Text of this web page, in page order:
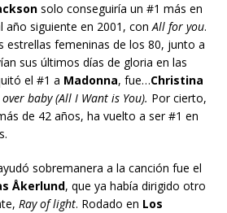
solo conseguiría un #1 más en
año siguiente en 2001, con All for you.
estrellas femeninas de los 80, junto a
sus últimos días de gloria en las
el #1 a Madonna, fue…Christina
baby (All I Want is You). Por cierto,
de 42 años, ha vuelto a ser #1 en
sobremanera a la canción fue el
Åkerlund, que ya había dirigido otro
Ray of light. Rodado en Los